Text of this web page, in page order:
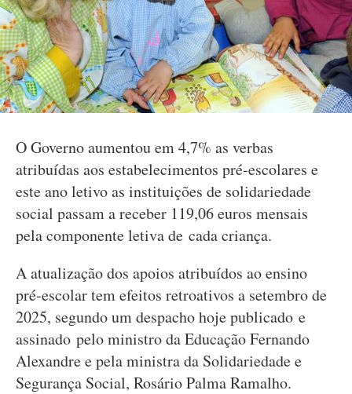
O Governo aumentou em 4,7% as verbas
atribuídas aos estabelecimentos pré-escolares e
este ano letivo as instituições de solidariedade
social passam a receber 119,06 euros mensais
pela componente letiva de cada criança.
A atualização dos apoios atribuídos ao ensino
pré-escolar tem efeitos retroativos a setembro de
2025, segundo um despacho hoje publicado e
assinado pelo ministro da Educação Fernando
Alexandre e pela ministra da Solidariedade e
Segurança Social, Rosário Palma Ramalho.